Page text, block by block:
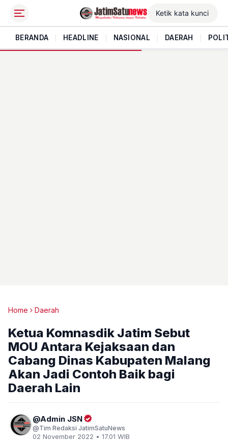
BERANDA HEADLINE NASIONAL DAERAH
Home Daerah
Ketua Komnasdik Jatim Sebut
MOU Antara Kejaksaan dan
Cabang Dinas Kabupaten Malang
Akan Jadi Contoh Baik bagi
Daerah Lain
Admin JSN
Tim Redaksi JatimSatuNews
02 November 2022 • 17.01 WIB